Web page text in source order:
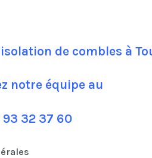
de combles à
notre équipe au
93 32 37 60